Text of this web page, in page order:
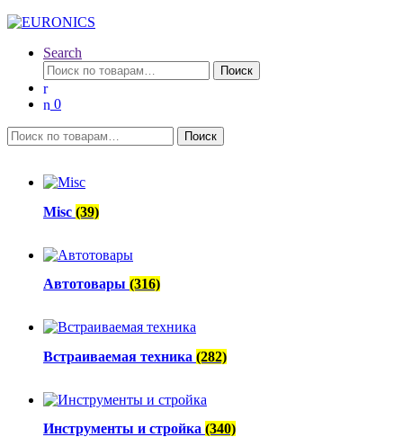
Search
Искать:
Поиск
0
Искать:
Поиск
Misc (39)
Автотовары (316)
Встраиваемая техника (282)
Инструменты и стройка (340)